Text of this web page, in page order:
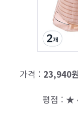
가격 : 23,940
평점 : ★